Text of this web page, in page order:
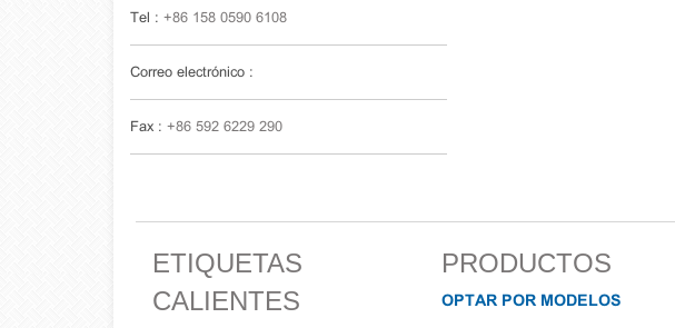
Tel : +86 158 0590 6108
Correo electrónico :
Fax : +86 592 6229 290
ETIQUETAS
CALIENTES
PRODUCTOS
OPTAR POR MODELOS